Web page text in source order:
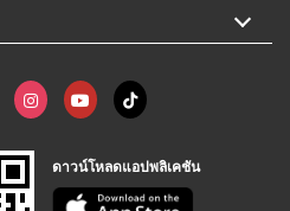
ดาวน์โหลดแอปพลิเคชัน